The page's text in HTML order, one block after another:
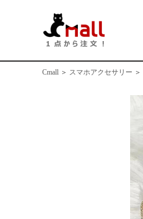
Cmall ＞ スマホアクセサリー ＞